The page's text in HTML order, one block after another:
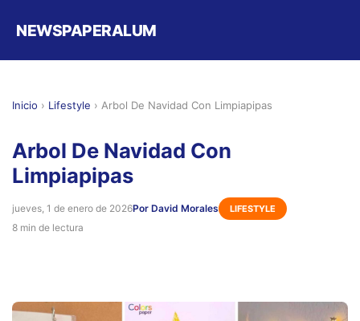
NEWSPAPERALUM
Inicio › Lifestyle › Arbol De Navidad Con Limpiapipas
Arbol De Navidad Con
Limpiapipas
jueves, 1 de enero de 2026Por David Morales LIFESTYLE
8 min de lectura